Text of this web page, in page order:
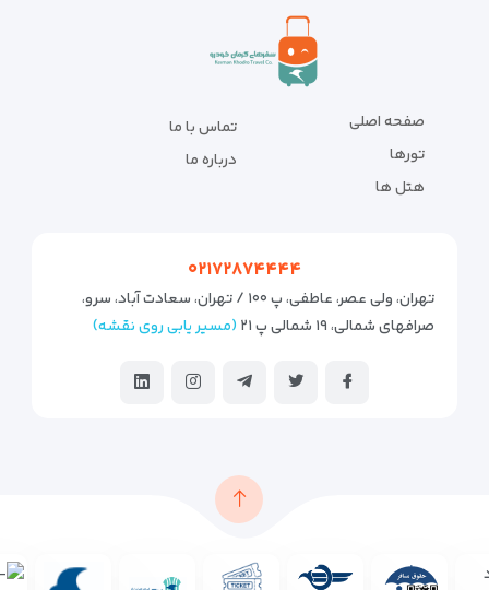
صفحه اصلی
تورها
هتل ها
تماس با ما
درباره ما
۰۲۱۷۲۸۷۴۴۴۴
تهران، ولی عصر، عاطفی، پ ۱۰۰ / تهران، سعادت آباد، سرو،
صرافهای شمالی، ۱۹ شمالی پ ۲۱
(مسیر یابی روی نقشه)